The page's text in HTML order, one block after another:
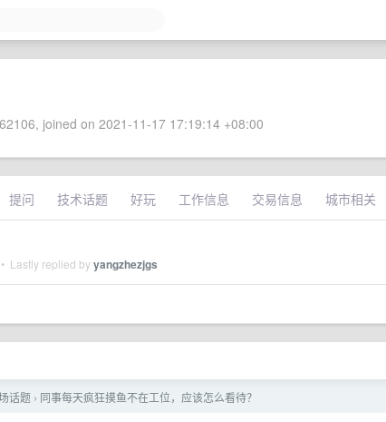
joined on 2021-11-17 17:19:14 +08:00
提问 技术话题 好玩 工作信息 交易信息 城市相关
• Lastly replied byyangzhezjgs
话题 › 同事每天疯狂摸鱼不在工位，应该怎么看待？